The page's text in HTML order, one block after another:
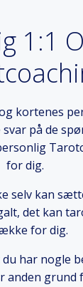
1:1
kortenes
på de
for dig.
selv kan
det kan
for dig.
har nogle
anden grund